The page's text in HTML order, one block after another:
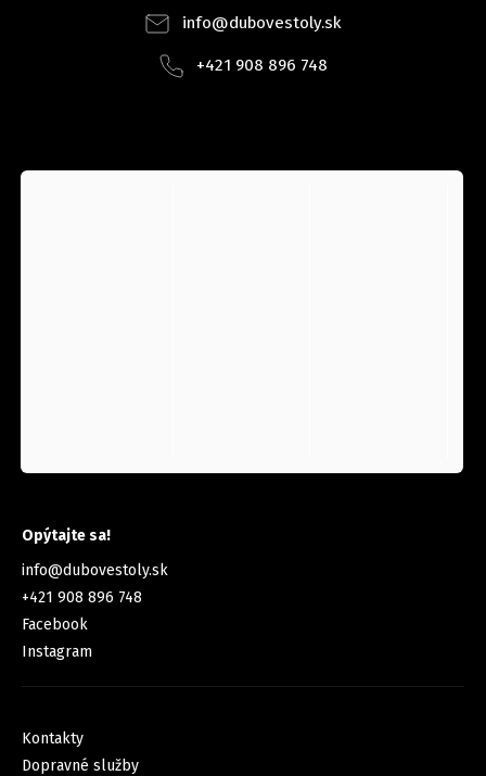
info@dubovestoly.sk
+421 908 896 748
Opýtajte sa!
info@dubovestoly.sk
+421 908 896 748
Facebook
Instagram
Kontakty
Dopravné služby